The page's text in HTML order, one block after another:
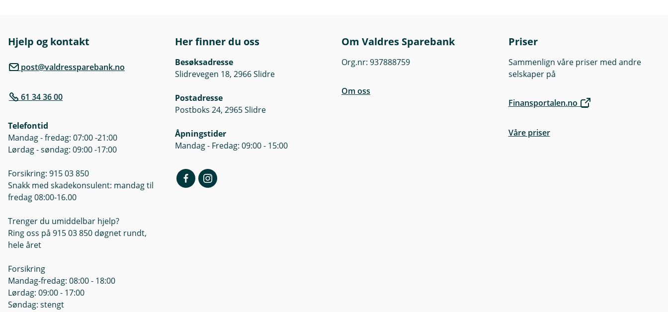
Hjelp og kontakt
post@valdressparebank.no
61 34 36 00
Telefontid
Mandag - fredag: 07:00 -21:00
Lørdag - søndag: 09:00 -17:00
Forsikring: 915 03 850
Snakk med skadekonsulent: mandag til
fredag 08:00-16.00
Trenger du umiddelbar hjelp?
Ring oss på 915 03 850 døgnet rundt,
hele året
Forsikring
Mandag-fredag: 08:00 - 18:00
Lørdag: 09:00 - 17:00
Søndag: stengt
Her finner du oss
Besøksadresse
Slidrevegen 18, 2966 Slidre
Postadresse
Postboks 24, 2965 Slidre
Åpningstider
Mandag - Fredag: 09:00 - 15:00
Om Valdres Sparebank
Org.nr: 937888759
Om oss
Priser
Sammenlign våre priser med andre
selskaper på
Finansportalen.no
Våre priser